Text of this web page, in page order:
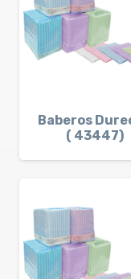
Baberos
( 43447)